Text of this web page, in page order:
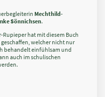
Mechthild-
Sönnichsen.
hat mit diesem Buch
welcher nicht nur
behandelt einfühlsam und
auch im schulischen